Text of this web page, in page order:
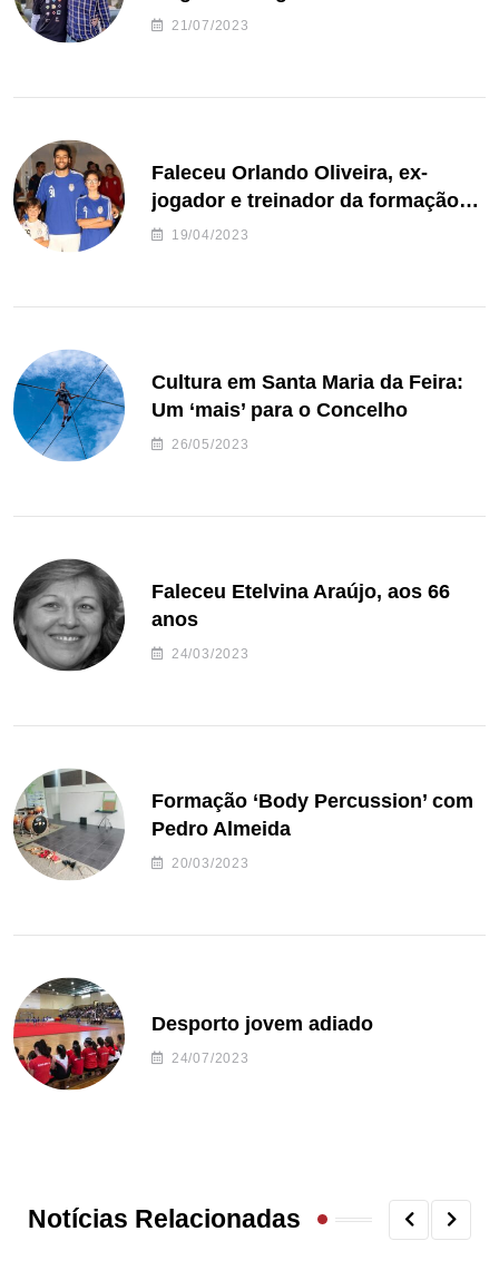
de Freguesia S. João de Ver
21/07/2023
Faleceu Orlando Oliveira, ex-
jogador e treinador da formação
de andebol do Feirense
19/04/2023
Cultura em Santa Maria da Feira:
Um ‘mais’ para o Concelho
26/05/2023
Faleceu Etelvina Araújo, aos 66
anos
24/03/2023
Formação ‘Body Percussion’ com
Pedro Almeida
20/03/2023
Desporto jovem adiado
24/07/2023
Notícias Relacionadas